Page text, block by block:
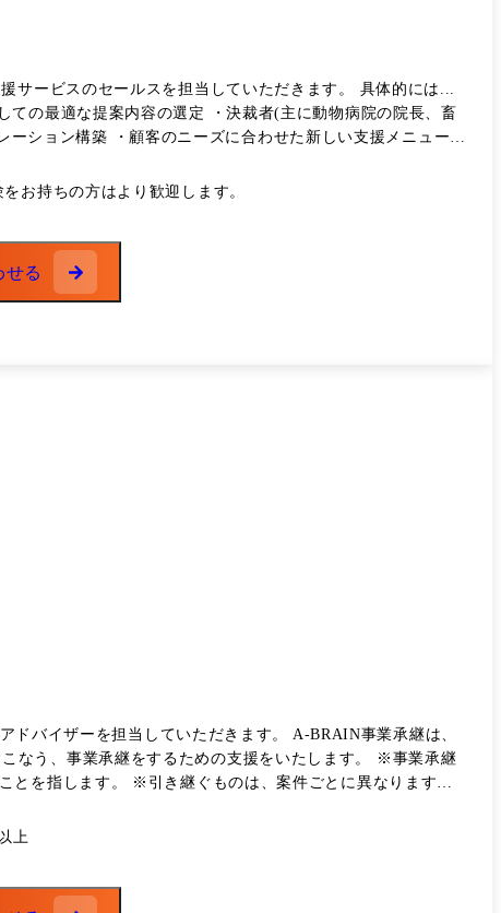
セールスを担当していただきます。 具体的には...
ての最適な提案内容の選定 ・決裁者(主に動物病院の院長、畜
ション構築 ・顧客のニーズに合わせた新しい支援メニューや
将来的に事業に責任を担いたいという想いを持っている人、
特化した転職サイト フレッシュジョブフェスタ:第一次産業
誌(フレッシュジョブの学生版)
お持ちの方はより歓迎します。
る
バイザーを担当していただきます。 A-BRAIN事業承継は、
なう、事業承継をするための支援をいたします。 ※事業承継
とを指します。 ※引き継ぐものは、案件ごとに異なります。
に向けて> ・電話
上